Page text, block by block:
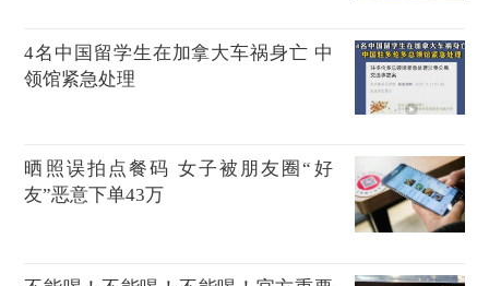
4名中国留学生在加拿大车祸身亡 中
领馆紧急处理
晒照误拍点餐码 女子被朋友圈“好
友”恶意下单43万